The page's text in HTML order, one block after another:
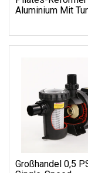
Aluminium Mit
Großhandel 0,5